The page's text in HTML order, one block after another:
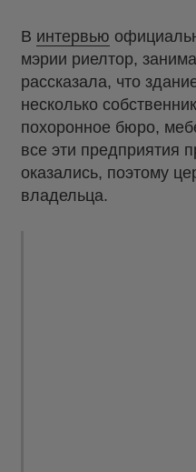
В интервью
мэрии риелтор,
рассказала, что
несколько
похоронное бюро,
все эти предприятия
оказались, поэтому
владельца.